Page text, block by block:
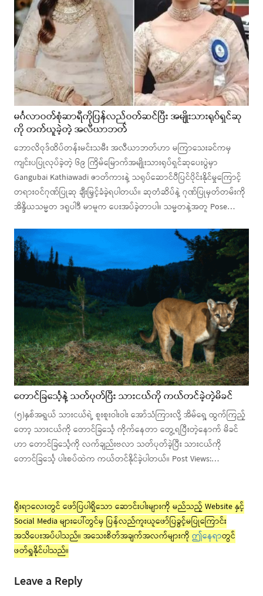
မင်္ဂလာဝတ်စုံဆာရီကိုပြန်လည်ဝတ်ဆင်ပြီး အမျိုးသားရုပ်ရှင်ဆု
ကို တက်ယူခဲ့တဲ့ အလီယာဘတ်
ဘောလိဝုဒ်ထိပ်တန်းမင်းသမီး အလီယာဘတ်ဟာ မကြာသေးခင်ကမှ
ကျင်းပပြုလုပ်ခဲ့တဲ့ ၆၉ ကြိမ်မြောက်အမျိုးသားရုပ်ရှင်ဆုပေးပွဲမှာ
Gangubai Kathiawadi ဇာတ်ကားနဲ့ သရုပ်ဆောင်ပီပြင်ပိုင်းနိုင်မှုကြောင့်
တရားဝင်ဂုဏ်ပြုဆု ချီးမြှင့်ခံခဲ့ရပါတယ်။ ဆုတံဆိပ်နဲ့ ဂုဏ်ပြုမှတ်တမ်းကို
အိန္ဒိယသမ္မတ ဒရူပါဒီ မာမူက ပေးအပ်ခဲ့တာပါ။ သမ္မတနဲ့အတူ Pose…
တောင်ခြင်္သေ့နဲ့ သတ်ပုတ်ပြီး သားငယ်ကို ကယ်တင်ခဲ့တဲ့မိခင်
(၅)နှစ်အရွယ် သားငယ်ရဲ့ စူးစူးဝါးဝါး အော်သံကြားလို့ အိမ်ရှေ့ ထွက်ကြည့်
တော့ သားငယ်ကို တောင်ခြင်္သေ့ ကိုက်နေတာ တွေ့ရပြီးတဲ့နောက် မိခင်
ဟာ တောင်ခြင်္သေ့ကို လက်ချည်းဗလာ သတ်ပုတ်ခဲ့ပြီး သားငယ်ကို
တောင်ခြင်္သေ့ ပါးစပ်ထဲက ကယ်တင်နိုင်ခဲ့ပါတယ်။ Post Views:…
ရိုးရာလေးတွင် ဖော်ပြပါရှိသော ဆောင်းပါးများကို မည်သည့် Website နှင့်
Social Media များပေါ်တွင်မှ ပြန်လည်ကူးယူဖော်ပြခွင့်မပြုကြောင်း
အသိပေးအပ်ပါသည်။ အသေးစိတ်အချက်အလက်များကို ဤနေရာတွင်
ဖတ်ရှုနိုင်ပါသည်။
Leave a Reply